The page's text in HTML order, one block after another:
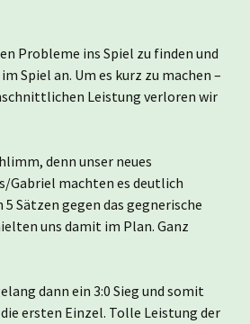
Probleme ins Spiel zu finden und
Spiel an. Um es kurz zu machen –
Leistung verloren wir
denn unser neues
Gabriel machten es deutlich
Sätzen gegen das gegnerische
uns damit im Plan. Ganz
dann ein 3:0 Sieg und somit
ersten Einzel. Tolle Leistung der